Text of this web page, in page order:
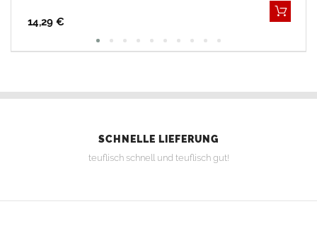
14,29 €
SCHNELLE LIEFERUNG
teuflisch schnell und teuflisch gut!